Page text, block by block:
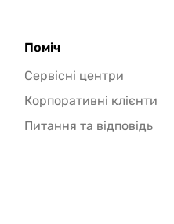
Поміч
Сервісні центри
Корпоративні клієнти
Питання та відповідь